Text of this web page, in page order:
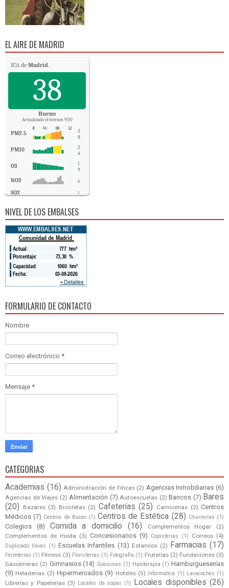
EL AIRE DE MADRID
ICA de Madrid.
38
Bueno
Actualizado el viernes 9:00
PM2.5
3
8
PM10
2
4
O3
1
9
NO2 6
SO2 1
NIVEL DE LOS EMBALSES
FORMULARIO DE CONTACTO
Nombre
Correo electrónico *
Mensaje *
CATEGORIAS
Academias (16) Administración de Fincas (2) Agencias Inmobiliarias (6)
Agencias de Viajes (2) Alimentación (7) Autoescuelas (2) Bancos (7) Bares
(20)
Bazares (3) Bicicletas (2) Cafeterías (25) Carnicerías (2) Centros
Médicos (7) Centros de Buceo (1) Centros de Estética (28) Churrerías (1)
Colegios (8) Comida a domicilio (16) Complementos Hogar
(2)
Complementos de moda (3) Concesionarios (9) Copisterías (1) Correos (4)
Duplicado llaves (1) Escuelas Infantiles (13) Estancos (2) Farmacias (17)
Ferreterías (1) Fitness (3) Floristerías (1) Fotografía (1) Fruterías (2) Fundaciones (3)
Gasolineras (2) Gimnasios (14) Golosinas (1) Haloterapia (1) Hamburgueserías
(9) Heladerías (2) Hipermercados (9) Hoteles (5) Informática (1) Lavacoches (1)
Librerías y Papelerías (3) Locales de copas (1) Locales disponibles (26)